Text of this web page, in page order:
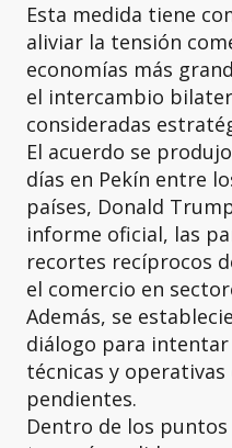
Esta medida tiene
aliviar la tensión
economías más
el intercambio
consideradas
El acuerdo se
días en Pekín entre
países, Donald
informe oficial, las
recortes recíprocos
el comercio en
Además, se
diálogo para
técnicas y operativas
pendientes.
Dentro de los puntos